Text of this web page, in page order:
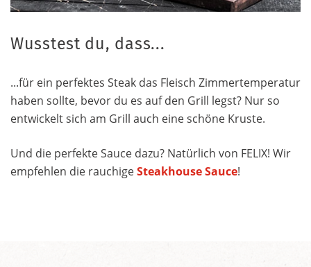
Wusstest du, dass...
...für ein perfektes Steak das Fleisch Zimmertemperatur
haben sollte, bevor du es auf den Grill legst? Nur so
entwickelt sich am Grill auch eine schöne Kruste.
Und die perfekte Sauce dazu? Natürlich von FELIX! Wir
empfehlen die rauchigeSteakhouse Sauce!